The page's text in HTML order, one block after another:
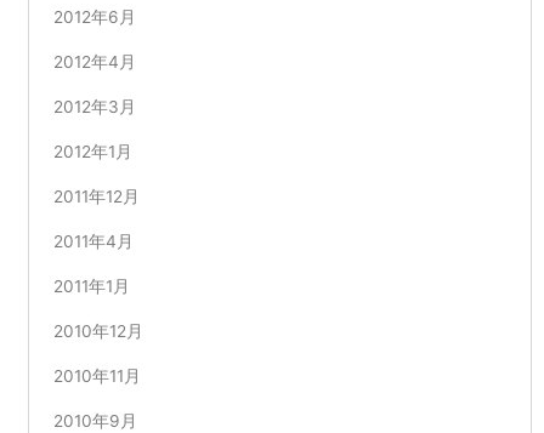
2012年6月
2012年4月
2012年3月
2012年1月
2011年12月
2011年4月
2011年1月
2010年12月
2010年11月
2010年9月